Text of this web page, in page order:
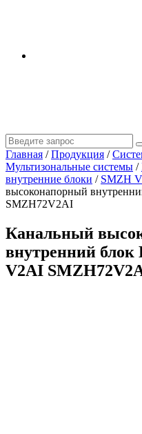
Главная / Продукция /
Мультизональные системы /
внутренние блоки / SMZH
высоконапорный
SMZH72V2AI
Канальный
внутренний
V2AI